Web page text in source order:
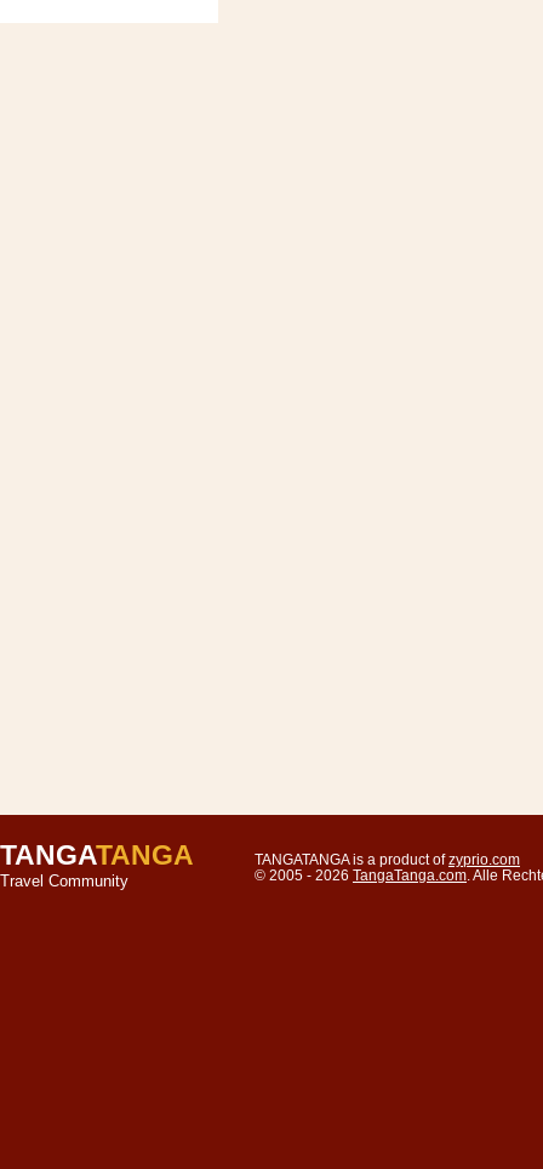
TANGATANGA
Travel Community
TANGATANGA is a product ofzyprio.com
© 2005 - 2026 TangaTanga.com . Alle